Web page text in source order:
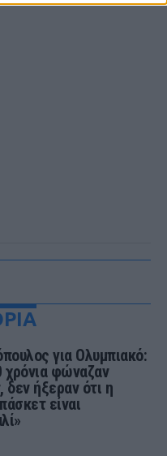
για Ολυμπιακό:
χρόνια φώναζαν
δεν ήξεραν ότι η
είναι